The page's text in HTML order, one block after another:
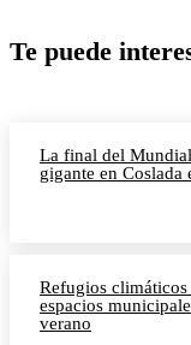
Te puede
La final del
gigante en Coslada
Refugios climáticos
espacios
verano